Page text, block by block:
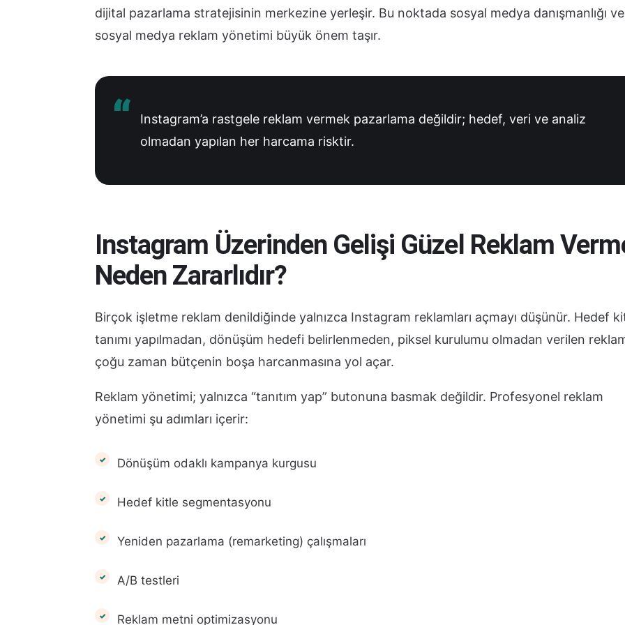
dijital pazarlama stratejisinin merkezine yerleşir. Bu noktada sosyal medya danışmanlığı ve
sosyal medya reklam yönetimi büyük önem taşır.
Instagram’a rastgele reklam vermek pazarlama değildir; hedef, veri ve analiz
olmadan yapılan her harcama risktir.
Instagram Üzerinden Gelişi Güzel Reklam
Neden Zararlıdır?
Birçok işletme reklam denildiğinde yalnızca Instagram reklamları açmayı düşünür. Hedef
tanımı yapılmadan, dönüşüm hedefi belirlenmeden, piksel kurulumu olmadan verilen
çoğu zaman bütçenin boşa harcanmasına yol açar.
Reklam yönetimi; yalnızca “tanıtım yap” butonuna basmak değildir. Profesyonel reklam
yönetimi şu adımları içerir:
Dönüşüm odaklı kampanya kurgusu
Hedef kitle segmentasyonu
Yeniden pazarlama (remarketing) çalışmaları
A/B testleri
Reklam metni optimizasyonu